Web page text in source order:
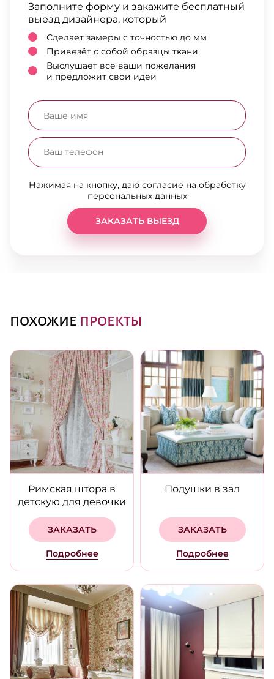
Заполните форму и закажите бесплатный
выезд дизайнера, который
Сделает замеры с точностью до мм
Привезёт с собой образцы ткани
Выслушает все ваши пожелания
и предложит свои идеи
Нажимая на кнопку, даю согласие на обработку
персональных данных
ЗАКАЗАТЬ ВЫЕЗД
ПОХОЖИЕ ПРОЕКТЫ
Римская штора в
детскую для девочки
ЗАКАЗАТЬ
Подробнее
Подушки в зал
ЗАКАЗАТЬ
Подробнее